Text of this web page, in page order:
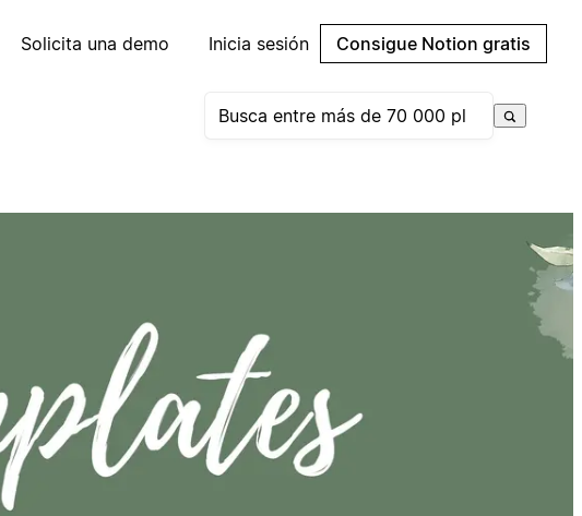
Solicita una demo Inicia sesión Consigue Notion gratis